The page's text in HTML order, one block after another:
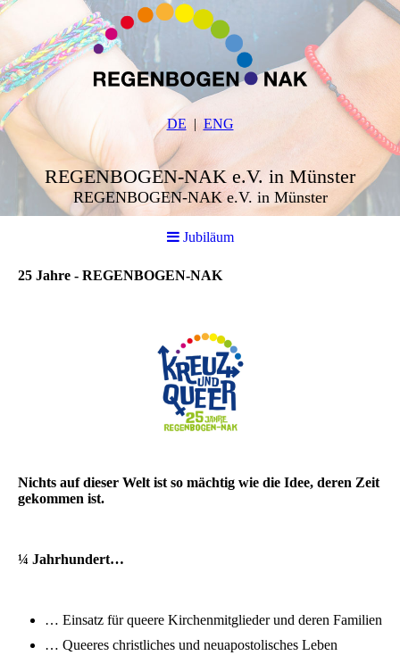
DE ENG
REGENBOGEN-NAK e.V. in Münster
REGENBOGEN-NAK e.V. in Münster
Jubiläum
25 Jahre - REGENBOGEN-NAK
Nichts auf dieser Welt ist so mächtig wie die Idee, deren Zeit
gekommen ist.
¼ Jahrhundert…
… Einsatz für queere Kirchenmitglieder und deren Familien
… Queeres christliches und neuapostolisches Leben